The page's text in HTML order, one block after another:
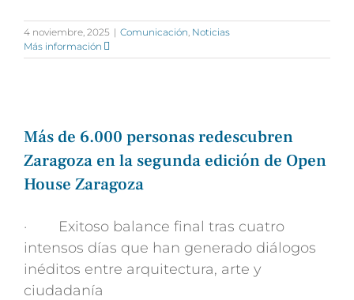
4 noviembre, 2025 | Comunicación Noticias
Más información
Más de 6.000 personas redescubren
Zaragoza en la segunda edición de Open
House Zaragoza
· Exitoso balance final tras cuatro
intensos días que han generado diálogos
inéditos entre arquitectura, arte y
ciudadanía